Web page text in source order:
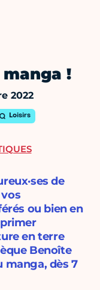
!
2022
Loisirs
de
ou bien en
en terre
Benoîte
manga, dès 7